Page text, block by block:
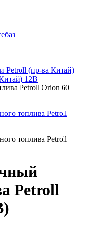
Petroll (пр-ва Китай)
12В
Petroll Orion 60
Petroll